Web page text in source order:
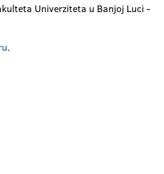
Univerziteta u Banjoj Luci -
.